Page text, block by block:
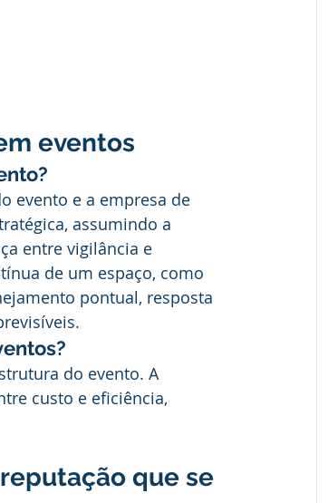
eventos
evento e a empresa de
assumindo a
entre vigilância e
de um espaço, como
pontual, resposta
do evento. A
custo e eficiência,
que se